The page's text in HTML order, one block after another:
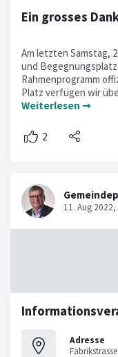
Ein grosses
Am letzten Samstag,
und
Rahmenprogramm
Platz verfügen wir
Weiterlesen ➞
Adresse